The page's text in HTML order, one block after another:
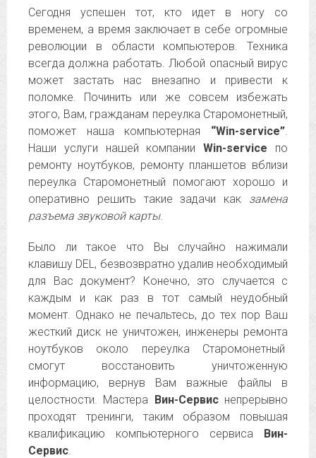
Сегодня успешен тот, кто идет в ногу со
временем, а время заключает в себе огромные
революции в области компьютеров. Техника
всегда должна работать. Любой опасный вирус
может застать нас внезапно и привести к
поломке. Починить или же совсем избежать
этого, Вам, гражданам переулка Старомонетный,
поможет наша компьютерная “Win-service”.
Наши услуги нашей компанииWin-service по
ремонту ноутбуков, ремонту планшетов вблизи
переулка Старомонетный помогают хорошо и
оперативно решить такие задачи как замена
разъема звуковой карты.
Было ли такое что Вы случайно нажимали
клавишу DEL, безвозвратно удалив необходимый
для Вас документ? Конечно, это случается с
каждым и как раз в тот самый неудобный
момент. Однако не печальтесь, до тех пор Ваш
жесткий диск не уничтожен, инженеры ремонта
ноутбуков около переулка Старомонетный
смогут восстановить уничтоженную
информацию, вернув Вам важные файлы в
целостности. Мастера Вин-Сервиснепрерывно
проходят тренинги, таким образом повышая
квалификацию компьютерного сервиса Вин-
Сервис.